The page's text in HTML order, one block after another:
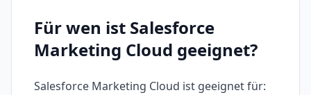
Für wen ist Salesforce
Marketing Cloud geeignet?
Salesforce Marketing Cloud ist geeignet für: